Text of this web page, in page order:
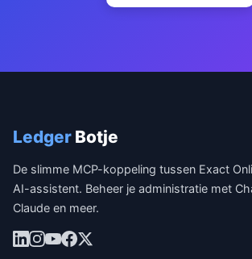
Ledger Botje
De slimme MCP-koppeling tussen Exact
AI-assistent. Beheer je administratie met
Claude en meer.